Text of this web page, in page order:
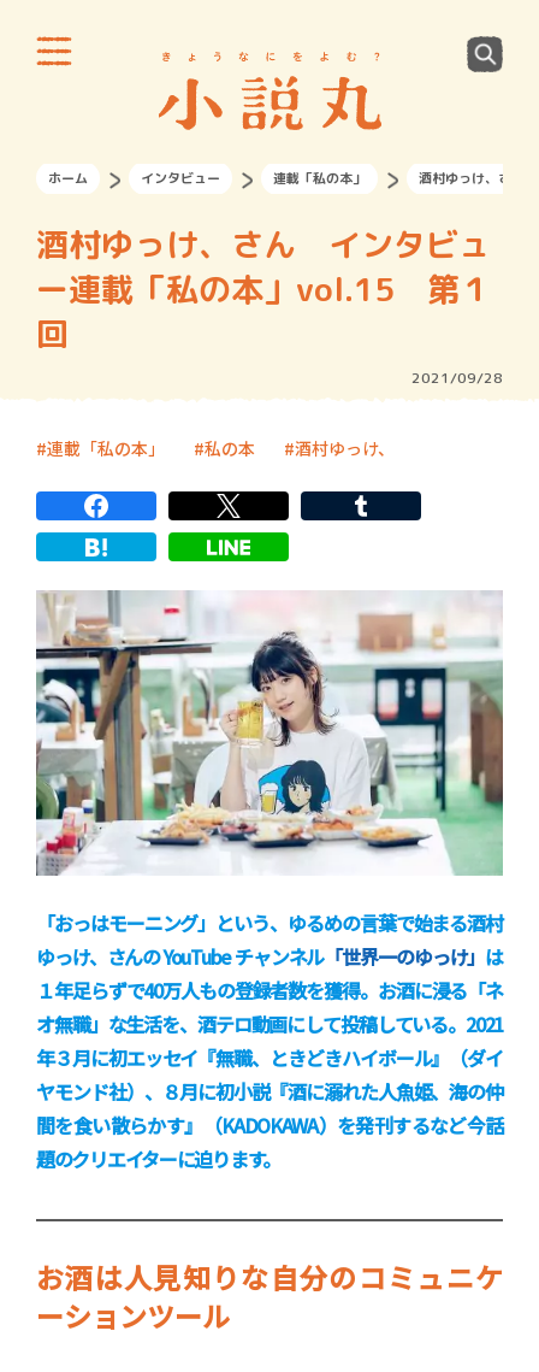
ホーム インタビュー 連載「私の本」 酒村ゆっけ、さん
酒村ゆっけ、さん インタビュ
ー連載「私の本」vol.15 第１
回
2021/09/28
連載「私の本」 私の本 酒村ゆっけ、
「おっはモーニング」という、ゆるめの言葉で始まる酒村
ゆっけ、さんの YouTube チャンネル「世界一のゆっけ」 は
１年足らずで40万人もの登録者数を獲得。お酒に浸る「ネ
オ無職」な生活を、酒テロ動画にして投稿している。2021
年３月に初エッセイ『無職、ときどきハイボール』（ダイ
ヤモンド社）、８月に初小説『酒に溺れた人魚姫、海の仲
間を食い散らかす』（KADOKAWA）を発刊するなど今話
題のクリエイターに迫ります。
お酒は人見知りな自分のコミュニケ
ーションツール